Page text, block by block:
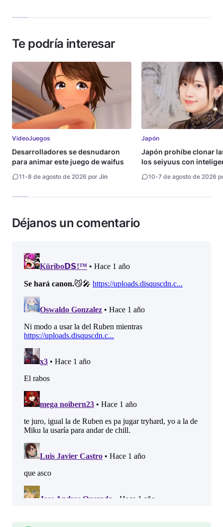
Te podría interesar
VideoJuegos
Desarrolladores se desnudaron
para animar este juego de waifus
11-8 de agosto de 2026 por Jin
Japón
Japón prohíbe clonar
los seiyuus con
10-7 de agosto de 2026
Déjanos un comentario